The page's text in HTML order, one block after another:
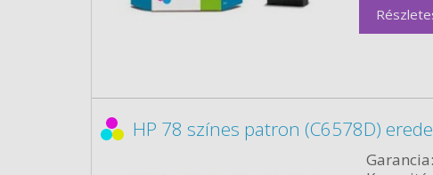
HP 78 színes patron (C6578D)
Garancia: